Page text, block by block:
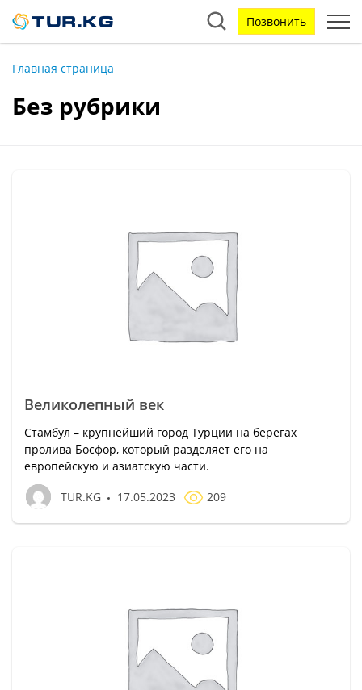
Позвонить
Главная страница
Без рубрики
Великолепный век
Стамбул – крупнейший город Турции на берегах
пролива Босфор, который разделяет его на
европейскую и азиатскую части.
TUR.KG
17.05.2023 209